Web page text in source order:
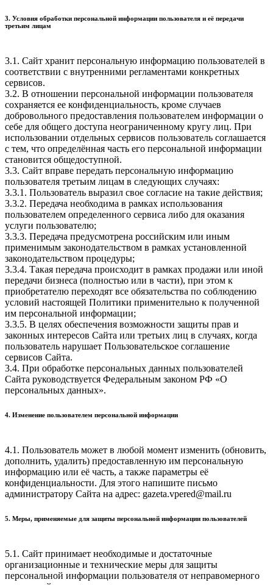
3. Условия обработки персональной информации пользователя и её передачи
третьим лицам
3.1. Сайт хранит персональную информацию пользователей в
соответствии с внутренними регламентами конкретных
сервисов.
3.2. В отношении персональной информации пользователя
сохраняется ее конфиденциальность, кроме случаев
добровольного предоставления пользователем информации о
себе для общего доступа неограниченному кругу лиц. При
использовании отдельных сервисов пользователь соглашается
с тем, что определённая часть его персональной информации
становится общедоступной.
3.3. Сайт вправе передать персональную информацию
пользователя третьим лицам в следующих случаях:
3.3.1. Пользователь выразил свое согласие на такие действия;
3.3.2. Передача необходима в рамках использования
пользователем определенного сервиса либо для оказания
услуги пользователю;
3.3.3. Передача предусмотрена российским или иным
применимым законодательством в рамках установленной
законодательством процедуры;
3.3.4. Такая передача происходит в рамках продажи или иной
передачи бизнеса (полностью или в части), при этом к
приобретателю переходят все обязательства по соблюдению
условий настоящей Политики применительно к полученной
им персональной информации;
3.3.5. В целях обеспечения возможности защиты прав и
законных интересов Сайта или третьих лиц в случаях, когда
пользователь нарушает Пользовательское соглашение
сервисов Сайта.
3.4. При обработке персональных данных пользователей
Сайта руководствуется Федеральным законом РФ «О
персональных данных».
4. Изменение пользователем персональной информации
4.1. Пользователь может в любой момент изменить (обновить,
дополнить, удалить) предоставленную им персональную
информацию или её часть, а также параметры её
конфиденциальности. Для этого напишите письмо
администратору Сайта на адрес: gazeta.vpered@mail.ru
5. Меры, применяемые для защиты персональной информации пользователей
5.1. Сайт принимает необходимые и достаточные
организационные и технические меры для защиты
персональной информации пользователя от неправомерного